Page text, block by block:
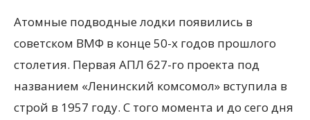
Атомные подводные лодки появились в
советском ВМФ в конце 50-х годов прошлого
столетия. Первая АПЛ 627-го проекта под
названием «Ленинский комсомол» вступила в
строй в 1957 году. С того момента и до сего дня